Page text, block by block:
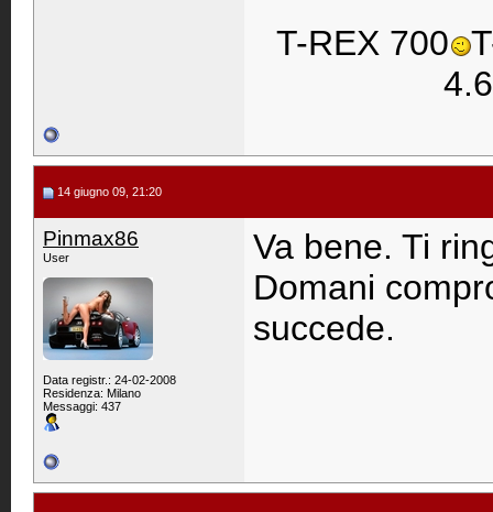
T-REX 700
4.6
14 giugno 09, 21:20
Pinmax86
User
Data registr.: 24-02-2008
Residenza: Milano
Messaggi: 437
Va bene. Ti
Domani
succede.